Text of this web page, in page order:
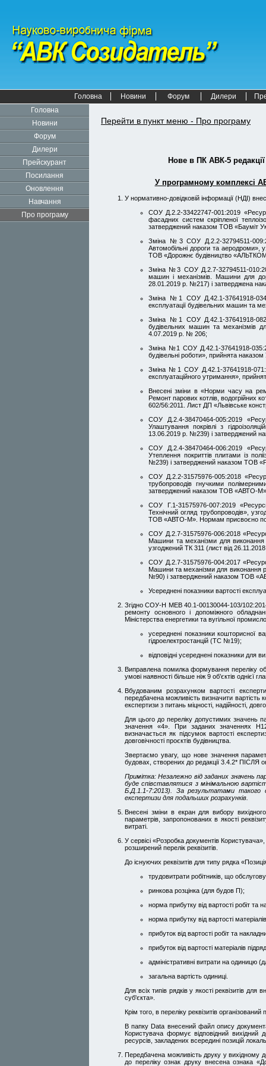
Головна Новини Форум Дилери
Головна
Новини
Форум
Дилери
Прейскурант
Посилання
Оновлення
Навчання
Про програму
Перейти в пункт меню - Про програму
Нове в ПК АВК-5
У програмному комплексі
У нормативно-довідковій інформації (НДІ)
СОУ Д.2.2-33422747-001:2019
фасадних систем скріпленої
затверджений наказом ТОВ «Бауміт
Зміна №3 СОУ Д.2.2-32794511-
Автомобільні дороги та
ТОВ «Дорожнє будівництво
Зміна №3 СОУ Д.2.7-32794511-
машин і механізмів. Машини для
28.01.2019 р. №217) і затверджена
Зміна №1 СОУ Д.42.1-37641918-
експлуатації будівельних машин та
Зміна №1 СОУ Д.42.1-37641918-
будівельних машин та механізмів
4.07.2019 р. № 206;
Зміна №1 СОУ Д.42.1-37641918-
будівельні роботи», прийнята
Зміна №1 СОУ Д.42.1-37641918-
експлуатаційного утримання»,
Внесені зміни в «Норми часу на
Ремонт парових котлів, водогрійних
602/56:2011. Лист ДП «Львівське
СОУ Д.2.4-38470464-005:2019
Улаштування покрівлі з
13.06.2019 р. №239) і затверджений
СОУ Д.2.4-38470464-006:2019
Утеплення покриттів плитами із
№239) і затверджений наказом ТОВ
СОУ Д.2.2-31575976-005:2018
трубопроводів гнучкими
затверджений наказом ТОВ «АВТО-
СОУ Г.1-31575976-007:2019
Технічний огляд трубопроводів»,
ТОВ «АВТО-М». Нормам присвоєно
СОУ Д.2.7-31575976-006:2018
Машини та механізми для виконання
узгоджений ТК 311 (лист від
СОУ Д.2.7-31575976-004:2017
Машини та механізми для виконання
№90) і затверджений наказом ТОВ
Усереднені показники вартості
Згідно СОУ-Н МЕВ 40.1-00130044-103/102:2014
ремонту основного і допоміжного
Міністерства енергетики та вугільної
усереднені показники кошторисної
гідроелектростанцій (ТС №19);
відповідні усереднені показники для
Виправлена помилка формування переліку
умові наявності більше ніж 9 об’єктів однієї
Вбудованим розрахунком вартості
передбачена можливість визначити вартість
експертизи з питань міцності, надійності,
Для цього до переліку допустимих значень
значення «4». При заданих значеннях
визначається як підсумок вартості
довговічності проєктів будівництва.
Звертаємо увагу, що нове значення
будовах, створених до редакції 3.4.2* ПІСЛЯ
Примітка: Незалежно від заданих значень
буде співставлятися з мінімальною
Б.Д.1.1-7:2013). За результатами такого
експертизи для подальших розрахунків.
Внесені зміни в екран для вибору
параметрів, запропонованих в якості
витраті.
У сервісі «Розробка документів
розширений перелік реквізитів.
До існуючих реквізитів для типу рядка
трудовитрати робітників, що
ринкова розцінка (для будов П);
норма прибутку від вартості робіт та
норма прибутку від вартості
прибуток від вартості робіт та
прибуток від вартості матеріалів
адміністративні витрати на одиницю
загальна вартість одиниці.
Для всіх типів рядків у якості реквізитів
суб'єкта».
Крім того, в переліку реквізитів
В папку Data внесений файл опису
Користувача формує відповідний вихідний
ресурсів, закладених всередині позицій
Передбачена можливість друку у вихідному
до переліку ознак друку внесена ознака